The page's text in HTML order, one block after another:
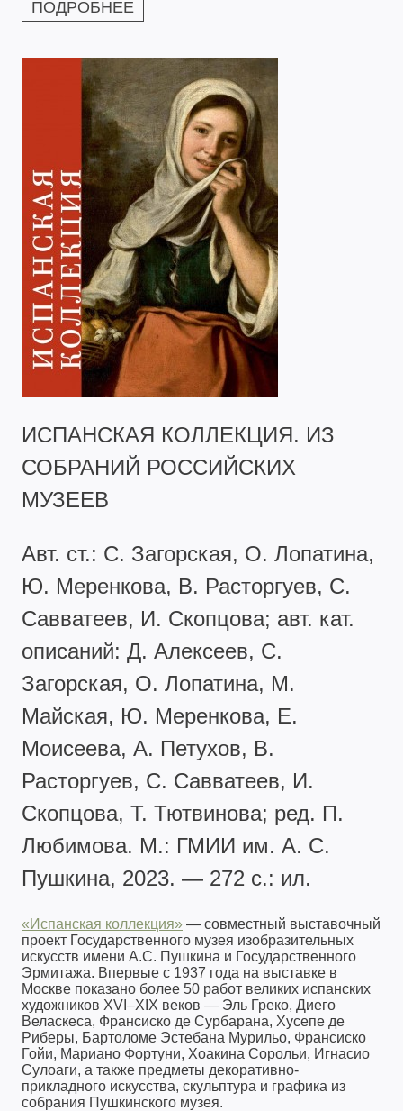
ПОДРОБНЕЕ
ИСПАНСКАЯ КОЛЛЕКЦИЯ. ИЗ
СОБРАНИЙ РОССИЙСКИХ
МУЗЕЕВ
Авт. ст.: С. Загорская, О. Лопатина,
Ю. Меренкова, В. Расторгуев, С.
Савватеев, И. Скопцова; авт. кат.
описаний: Д. Алексеев, С.
Загорская, О. Лопатина, М.
Майская, Ю. Меренкова, Е.
Моисеева, А. Петухов, В.
Расторгуев, С. Савватеев, И.
Скопцова, Т. Тютвинова; ред. П.
Любимова. М.: ГМИИ им. А. С.
Пушкина, 2023. — 272 с.: ил.
«Испанская коллекция» — совместный выставочный
проект Государственного музея изобразительных
искусств имени А.С. Пушкина и Государственного
Эрмитажа. Впервые с 1937 года на выставке в
Москве показано более 50 работ великих испанских
художников XVI–XIX веков — Эль Греко, Диего
Веласкеса, Франсиско де Сурбарана, Хусепе де
Риберы, Бартоломе Эстебана Мурильо, Франсиско
Гойи, Мариано Фортуни, Хоакина Сорольи, Игнасио
Сулоаги, а также предметы декоративно-
прикладного искусства, скульптура и графика из
собрания Пушкинского музея.